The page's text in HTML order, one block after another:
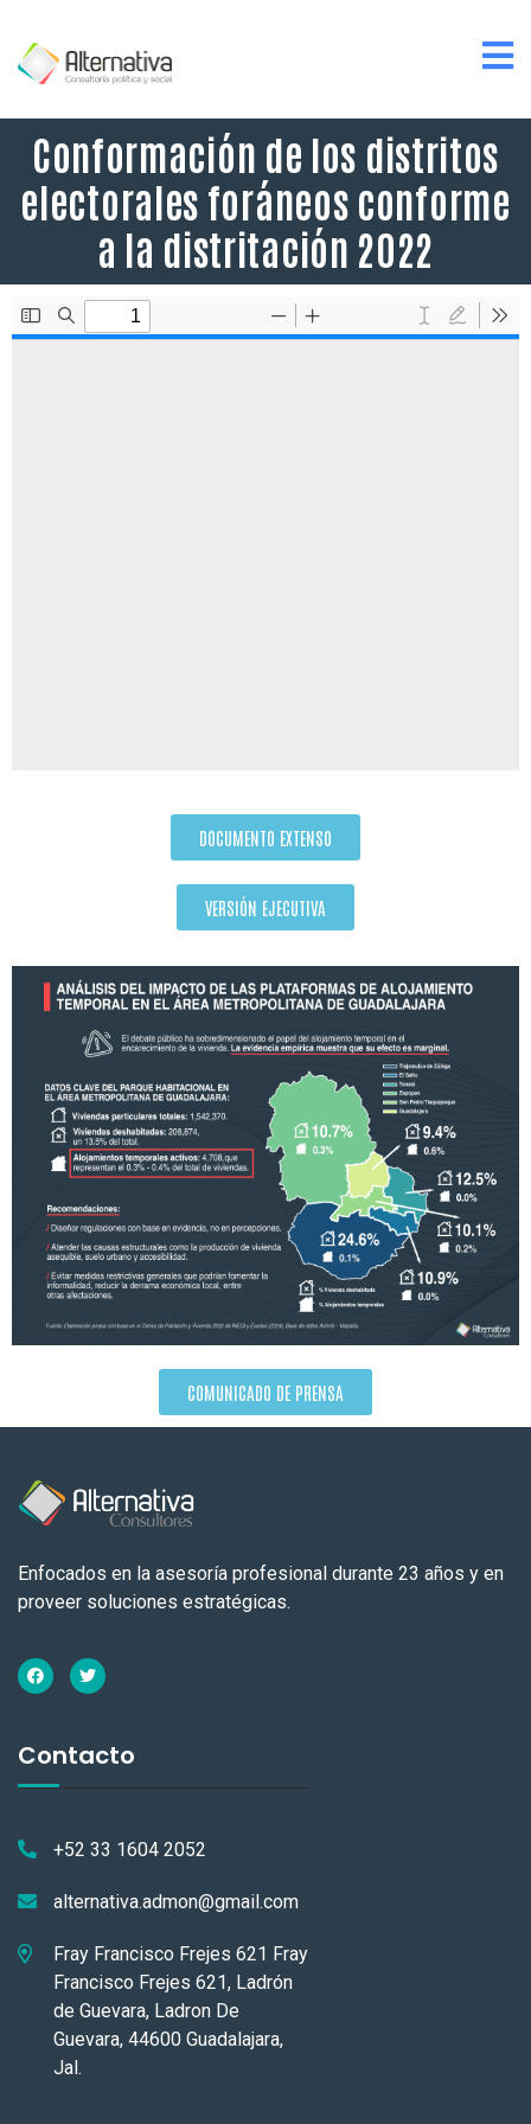
Conformación de los distritos
electorales foráneos conforme
a la distritación 2022
DOCUMENTO EXTENSO
VERSIÓN EJECUTIVA
COMUNICADO DE PRENSA
Enfocados en la asesoría profesional durante 23 años y en
proveer soluciones estratégicas.
Contacto
+52 33 1604 2052
alternativa.admon@gmail.com
Fray Francisco Frejes 621 Fray
Francisco Frejes 621, Ladrón
de Guevara, Ladron De
Guevara, 44600 Guadalajara,
Jal.